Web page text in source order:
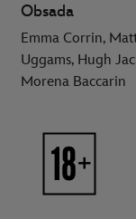
Obsada
Emma Corrin,
Uggams, Hugh
Morena Baccarin